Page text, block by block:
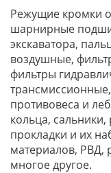
Режущие кромки
шарнирные
экскаватора,
воздушные,
фильтры
противовеса и
кольца,
прокладки и их
материалов, РВД,
многое другое.